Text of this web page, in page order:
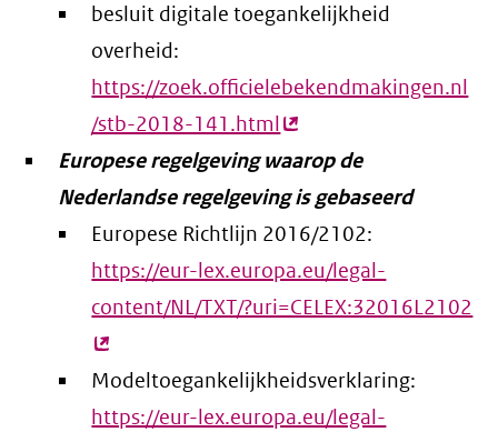
besluit digitale toegankelijkheid
overheid:
https://zoek.officielebekendmakingen.nl
/stb-2018-141.html(externe
link)
Europese regelgeving waarop de
Nederlandse regelgeving is gebaseerd
Europese Richtlijn 2016/2102:
https://eur-lex.europa.eu/legal-
content/NL/TXT/?uri=CELEX:32016L2102
Modeltoegankelijkheidsverklaring:
https://eur-lex.europa.eu/legal-